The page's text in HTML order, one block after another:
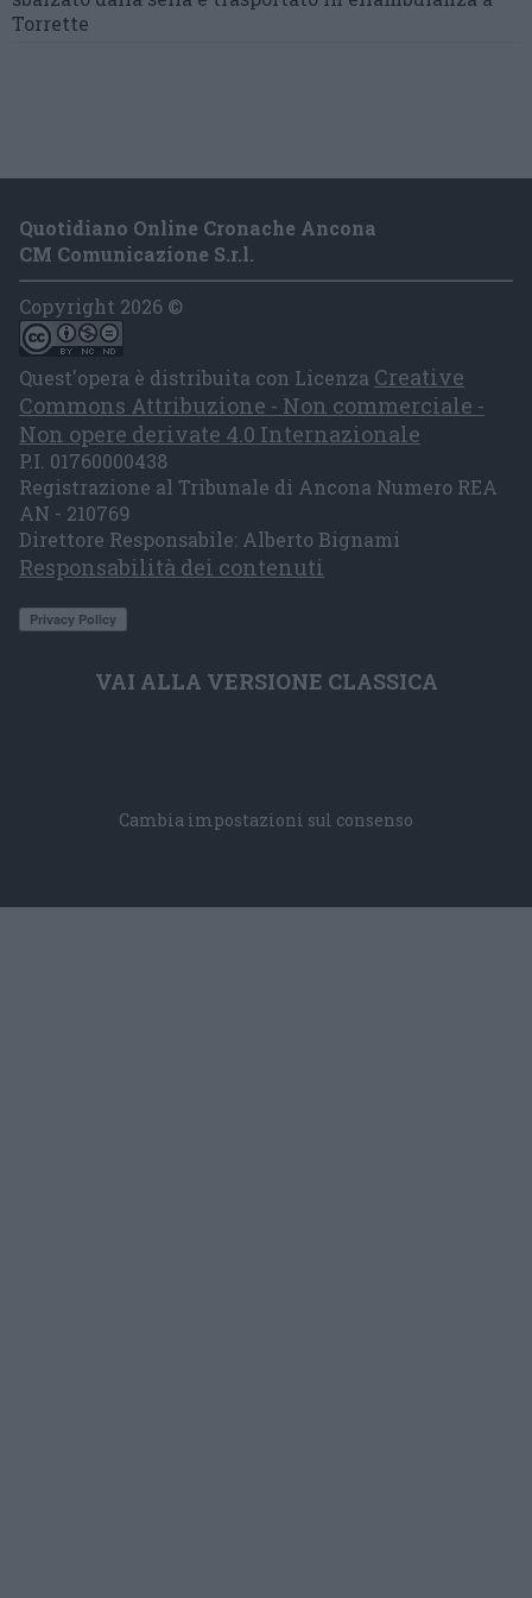
Torrette
Quotidiano Online Cronache Ancona
CM Comunicazione S.r.l.
Copyright 2026 ©
Quest'opera è distribuita con Licenza Creative
Commons Attribuzione - Non commerciale -
Non opere derivate 4.0 Internazionale
P.I. 01760000438
Registrazione al Tribunale di Ancona Numero REA
AN - 210769
Direttore Responsabile: Alberto Bignami
Responsabilità dei contenuti
VAI ALLA VERSIONE CLASSICA
Cambia impostazioni sul consenso